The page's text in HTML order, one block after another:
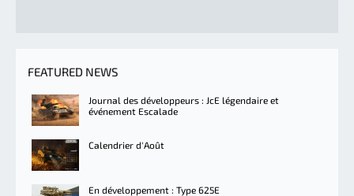
FEATURED NEWS
Journal des développeurs : JcE légendaire et
événement Escalade
Calendrier d'Août
En développement : Type 625E